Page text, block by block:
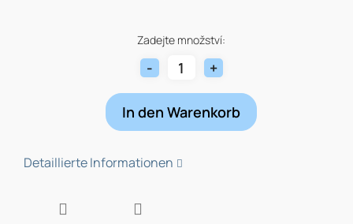
Zadejte množství:
In den Warenkorb
Detaillierte Informationen